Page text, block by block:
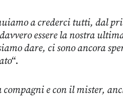
a crederci tutti, dal
essere la nostra
dare, ci sono ancora
“.
e con il mister,